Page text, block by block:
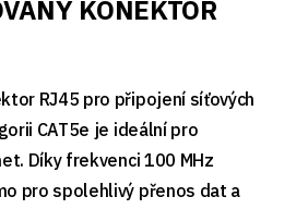
KONEKTOR
RJ45 pro připojení síťových
CAT5e je ideální pro
Díky frekvenci 100 MHz
pro spolehlivý přenos dat a